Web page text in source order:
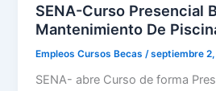
SENA-Curso Presencial
Mantenimiento De
Empleos Cursos Becas /septiembre
SENA- abre Curso de forma